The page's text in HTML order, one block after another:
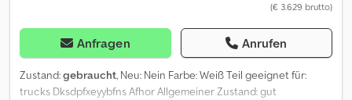
(€ 3.629 brutto)
Anfragen Anrufen
Zustand:gebraucht, Neu: Nein Farbe: Weiß Teil geeignet für:
trucks Dksdpfxeyybfns Afhor Allgemeiner Zustand: gut